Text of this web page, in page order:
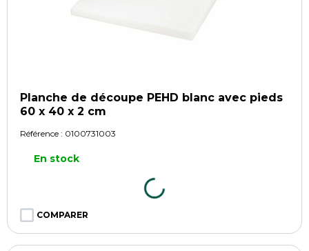
Planche de découpe PEHD blanc avec pieds
60 x 40 x 2 cm
Référence : 0100731003
En stock
COMPARER